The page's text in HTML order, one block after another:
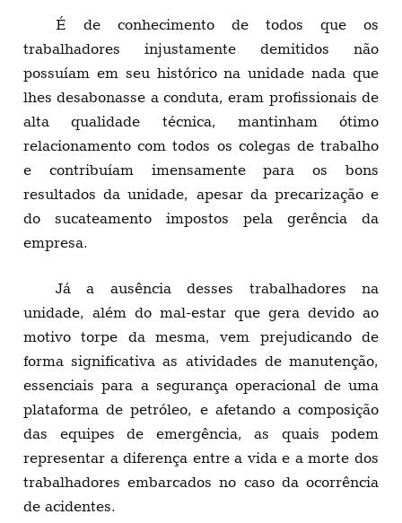
É de conhecimento de todos que os
trabalhadores injustamente demitidos não
possuíam em seu histórico na unidade nada que
lhes desabonasse a conduta, eram profissionais de
alta qualidade técnica, mantinham ótimo
relacionamento com todos os colegas de trabalho
e contribuíam imensamente para os bons
resultados da unidade, apesar da precarização e
do sucateamento impostos pela gerência da
empresa.
Já a ausência desses trabalhadores na
unidade, além do mal-estar que gera devido ao
motivo torpe da mesma, vem prejudicando de
forma significativa as atividades de manutenção,
essenciais para a segurança operacional de uma
plataforma de petróleo, e afetando a composição
das equipes de emergência, as quais podem
representar a diferença entre a vida e a morte dos
trabalhadores embarcados no caso da ocorrência
de acidentes.